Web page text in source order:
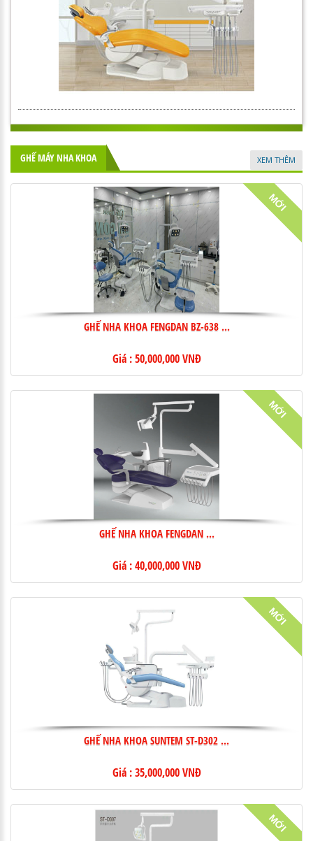
GHẾ MÁY NHA KHOA XEM THÊM
MỚI
GHẾ NHA KHOA FENGDAN BZ-638 ...
Giá : 50,000,000 VNĐ
MỚI
GHẾ NHA KHOA FENGDAN ...
Giá : 40,000,000 VNĐ
MỚI
GHẾ NHA KHOA SUNTEM ST-D302 ...
Giá : 35,000,000 VNĐ
MỚI